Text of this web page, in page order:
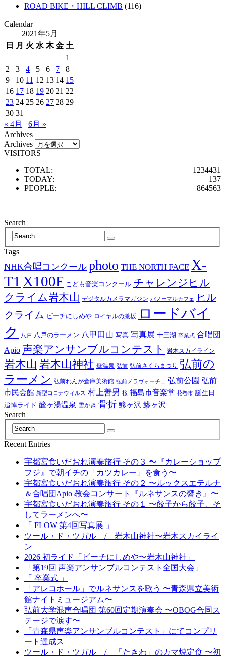
ROAD BIKE・HILL CLIMB (116)
Calendar
2021年5月
日
月 火 水 木 金 土
1
2
3 4 5 6 7
8
9
10 11 12 13 14 15
16 17 18 19 20 21 22
23 24 25 26 27 28 29
30 31
« 4月
6月 »
Archives
Archives
VISITORS
1234431
TOTAL:
137
TODAY:
864563
PEOPLE:
Search
Tags
NHK合唱コンクール photo THE NORTH FACE X-
T1X100F こども音楽コンクール チャレンジヒル
クライム岩木山 デジタルカメラマガジン パノーマルカフェ
ヒル
クライム ビーチにしめや ロイヤルの激坂
ロードバイ
ク
八戸 八戸のラーメン 八甲田山 写真 写真展 十三湖 卒業式 合唱団
Apio 声楽アンサンブルコンテスト 岩木スカイライン
岩木山 岩木山神社 嶽温泉 弘前 弘前さくらまつり 弘前の
ラーメン 弘前れんが倉庫美術館 弘前メラヴォーチェ 弘前公園 弘前
市民会館 新型コロナウィルス 村上善男 桜 福島市音楽堂 花巻市 誕生日
追悼ライド 酸ヶ湯温泉 雪かき 骨折 鯵ヶ沢 鰺ヶ沢
Search
Recent Entries
宇都宮食いだおれ演奏旅行 その３ 〜『カレーショップ
フジ』で朝イチの「カツカレー」を食う〜
宇都宮食いだおれ演奏旅行 その２ 〜ルックスエテルナ
＆合唱団Apio 教会コンサート『ルネサンスの響き』〜
宇都宮食いだおれ演奏旅行 その１ 〜餃子から餃子、そ
してラーメンへ〜
「 FLOW 第4回写真展 」
ツール・ド・ツガル / 岩木山神社〜岩木スカイライ
ン
2026 初ライド「ビーチにしめや〜岩木山神社」
「第19回 声楽アンサンブルコンテスト全国大会」
「 卒業式 」
「アレコホール」でルネサンスを歌う 〜青森県立美術
館ナイトミュージアム〜
弘前大学混声合唱団 第60回定期演奏会 〜OBOG合同ス
テージで涙す〜
「青森県声楽アンサンブルコンテスト」にてコンプリ
ート達成ス
ツール・ド・ツガル / 「たきわ」のカマ焼定食 〜初